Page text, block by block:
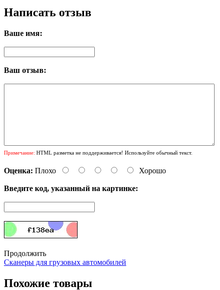
Написать отзыв
Ваше имя:
Ваш отзыв:
Примечание: HTML разметка не поддерживается! Используйте обычный текст.
Оценка: Плохо Хорошо
Введите код, указанный на картинке:
Продолжить
Сканеры для грузовых автомобилей
Похожие товары